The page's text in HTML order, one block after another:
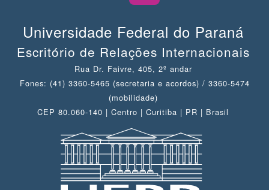
Universidade Federal do Paraná
Escritório de Relações Internacionais
Rua Dr. Faivre, 405, 2º andar
Fones: (41) 3360-5465 (secretaria e acordos) / 3360-5474
(mobilidade)
CEP 80.060-140 | Centro | Curitiba | PR | Brasil